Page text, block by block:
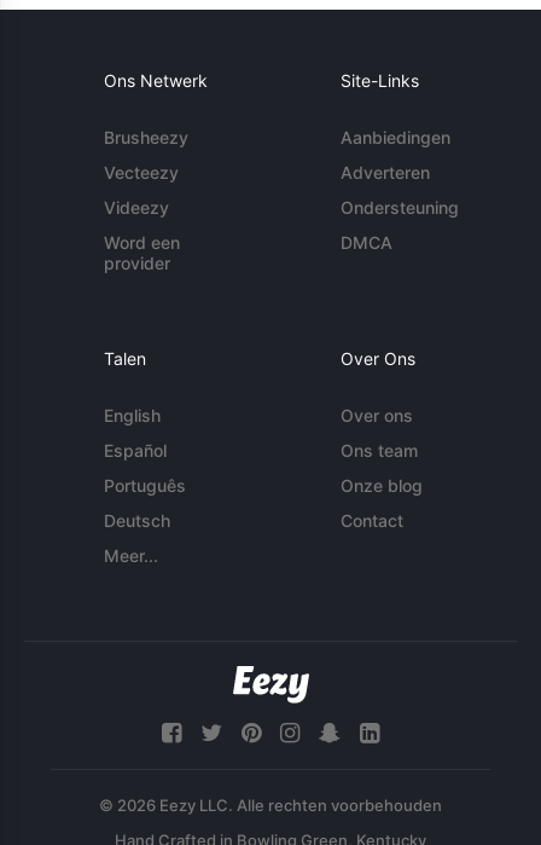
Ons Netwerk
Brusheezy
Vecteezy
Videezy
Word een
provider
Site-Links
Aanbiedingen
Adverteren
Ondersteuning
DMCA
Talen
English
Español
Português
Deutsch
Meer...
Over Ons
Over ons
Ons team
Onze blog
Contact
© 2026 Eezy LLC. Alle rechten voorbehouden